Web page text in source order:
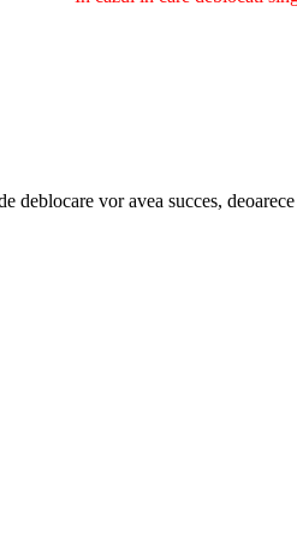
deblocare vor avea succes,